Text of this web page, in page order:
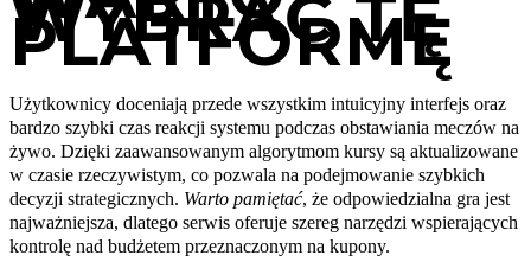
WYBRAĆ TĘ
PLATFORMĘ
Użytkownicy doceniają przede wszystkim intuicyjny interfejs oraz
bardzo szybki czas reakcji systemu podczas obstawiania meczów na
żywo. Dzięki zaawansowanym algorytmom kursy są aktualizowane
w czasie rzeczywistym, co pozwala na podejmowanie szybkich
decyzji strategicznych. Warto pamiętać, że odpowiedzialna gra jest
najważniejsza, dlatego serwis oferuje szereg narzędzi wspierających
kontrolę nad budżetem przeznaczonym na kupony.